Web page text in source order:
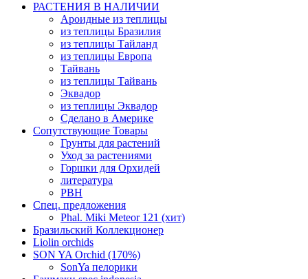
РАСТЕНИЯ В НАЛИЧИИ
Ароидные из теплицы
из теплицы Бразилия
из теплицы Тайланд
из теплицы Европа
Тайвань
из теплицы Тайвань
Эквадор
из теплицы Эквадор
Сделано в Америке
Сопутствующие Товары
Грунты для растений
Уход за растениями
Горшки для Орхидей
литература
РВН
Спец. предложения
Phal. Miki Meteor 121 (хит)
Бразильский Коллекционер
Liolin orchids
SON YA Orchid (170%)
SonYa пелорики